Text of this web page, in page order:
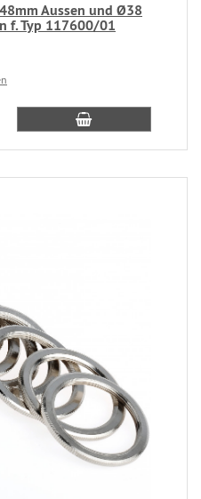
Aussen und Ø38
f. Typ 117600/01